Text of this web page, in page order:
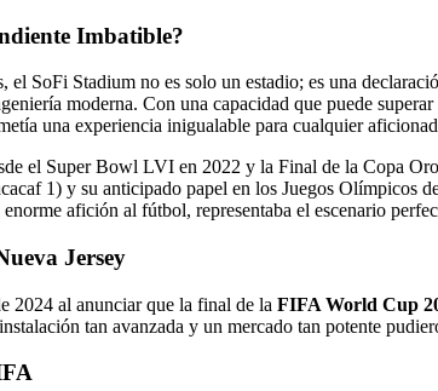
Imbatible?
SoFi Stadium no es solo un estadio; es una
moderna. Con una capacidad que puede
una experiencia inigualable para cualquier
el Super Bowl LVI en 2022 y la Final de la Copa
1) y su anticipado papel en los Juegos Olímpicos
afición al fútbol, representaba el escenario
Jersey
2024 al anunciar que la final de la FIFA World Cup
tan avanzada y un mercado tan potente